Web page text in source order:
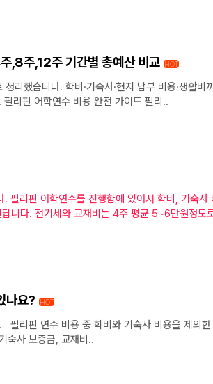
,8주,12주 기간별 총예산 비교 HOT
리했습니다. 학비·기숙사·현지 납부 비용·생활비
2026년 최신 기준으로 총예산을 한눈에 확인하세요. 필리핀 어학연수 비용 완전 가이드 필리..
니다. 전기세와 교재비는 4주 평균 5~6만원정도
나요? HOT
숙사 보증금, 교재비..